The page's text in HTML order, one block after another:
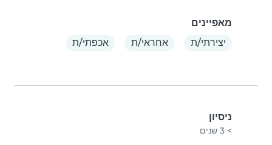
מאפיינים
יצירתי/ת
אחראי/ת אכפתי/ת
ניסיון
> 3 שנים